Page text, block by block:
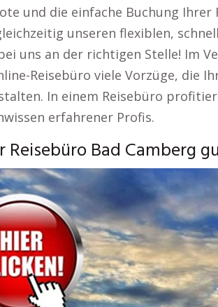
und die einfache Buchung Ihrer
unseren flexiblen,
uns an der richtigen Stelle! Im
Reisebüro viele Vorzüge, die
In einem Reisebüro
erfahrener Profis.
Reisebüro Bad Camberg